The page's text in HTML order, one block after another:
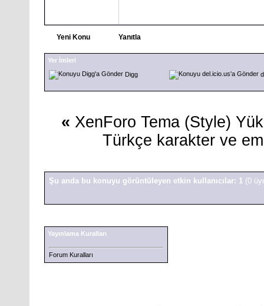
Yeni Konu Yanıtla
Yer İmleri
Digg
« XenForo Tema (Style)
Türkçe karakter ve
Şu anda bu konuyu görüntüleyen etkin kullanıcılar: 1 (0
Yayınlama Kuralları
Forum Kuralları